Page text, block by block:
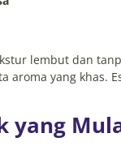
lembut dan
aroma yang khas.
yang